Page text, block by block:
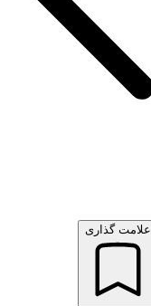
علامت گذاری